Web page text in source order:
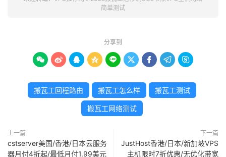
简单测试
分享到
        
搬瓦工回程路由 搬瓦工怎么样 搬瓦工测试
搬瓦工网络测试
上一篇
cstserver美国/香港/日本云服务
器月付4折起/最低月付1.99美元
下一篇
JustHost香港/日本/新加坡VPS
主机限时7折优惠/无优化带宽